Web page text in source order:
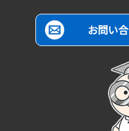
失敗しない板金組立とは？
板金加工事例
お問い